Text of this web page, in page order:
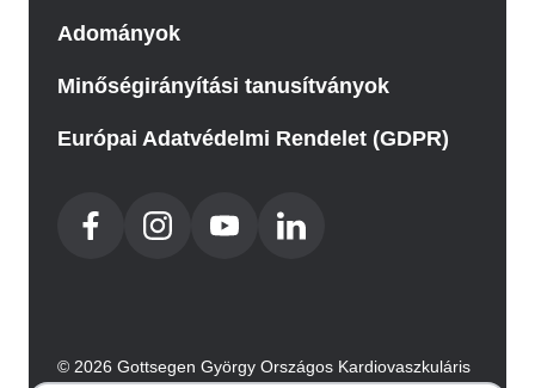
Adományok
Minőségirányítási tanusítványok
Európai Adatvédelmi Rendelet (GDPR)
© 2026 Gottsegen György Országos Kardiovaszkuláris